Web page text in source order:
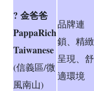
? 金爸爸
PappaRich
Taiwanese
(信義區/微
風南山)
品牌連
鎖、精緻
呈現、舒
適環境